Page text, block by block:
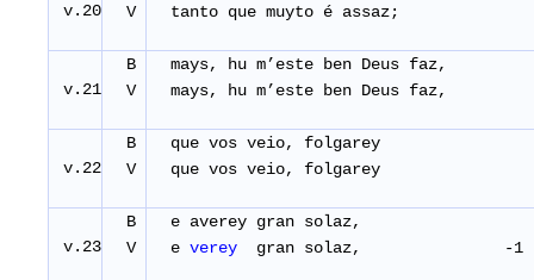
v.20
V
tanto que muyto é assaz;
v.21
B
V
mays, hu m’este ben Deus faz,
mays, hu m’este ben Deus faz,
v.22
B
V
que vos veio, folgarey
que vos veio, folgarey
v.23
B
V
e averey gran solaz,
e verey gran solaz, -1